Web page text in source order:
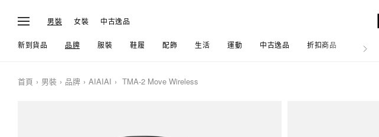
男裝 女裝 中古逸品
新到貨品 品牌 服裝 鞋履 配飾 生活 運動 中古逸品 折扣商品 文章
首頁 男裝 品牌 AIAIAI TMA-2 Move Wireless